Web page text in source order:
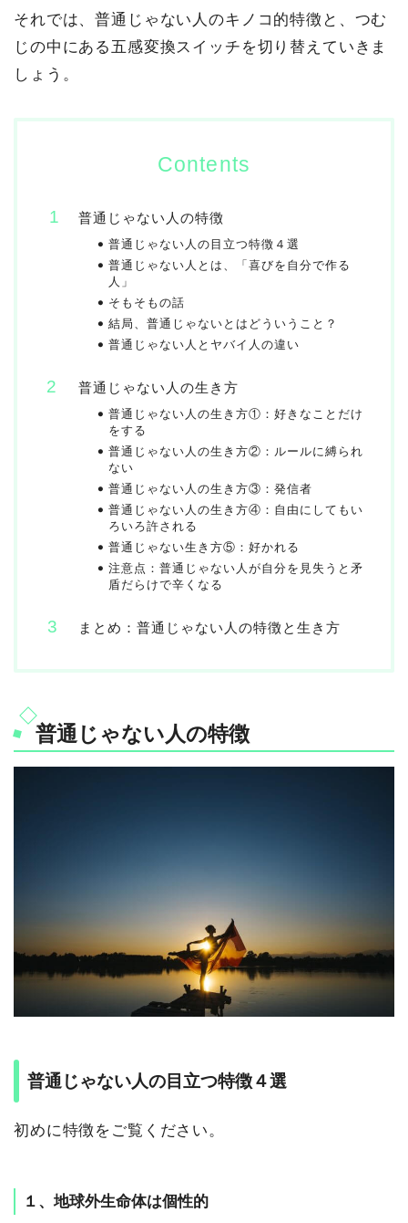
それでは、普通じゃない人のキノコ的特徴と、つむ
じの中にある五感変換スイッチを切り替えていきま
しょう。
Contents
普通じゃない人の特徴
普通じゃない人の目立つ特徴４選
普通じゃない人とは、「喜びを自分で作る
人」
そもそもの話
結局、普通じゃないとはどういうこと？
普通じゃない人とヤバイ人の違い
普通じゃない人の生き方
普通じゃない人の生き方①：好きなことだけ
をする
普通じゃない人の生き方②：ルールに縛られ
ない
普通じゃない人の生き方③：発信者
普通じゃない人の生き方④：自由にしてもい
ろいろ許される
普通じゃない生き方⑤：好かれる
注意点：普通じゃない人が自分を見失うと矛
盾だらけで辛くなる
まとめ：普通じゃない人の特徴と生き方
普通じゃない人の特徴
普通じゃない人の目立つ特徴４選
初めに特徴をご覧ください。
１、地球外生命体は個性的